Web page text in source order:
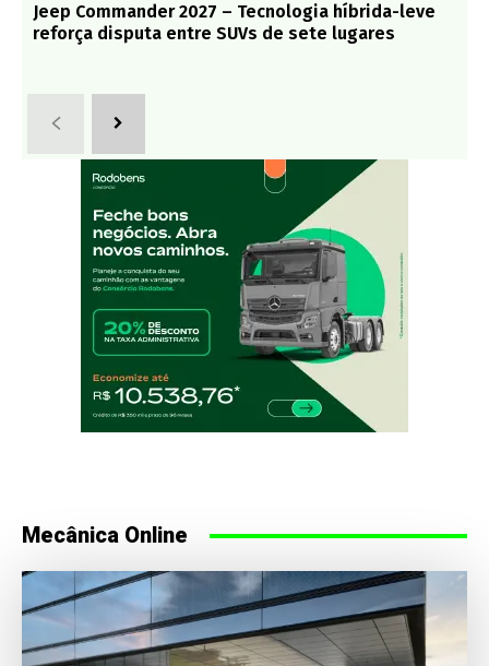
Jeep Commander 2027 – Tecnologia híbrida-leve
reforça disputa entre SUVs de sete lugares
Mecânica Online